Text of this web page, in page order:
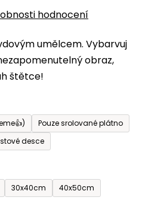
umělcem. Vybarvuj
obraz,
štětce!
Pouze srolované plátno
desce
30x40cm
40x50cm
hodnocení